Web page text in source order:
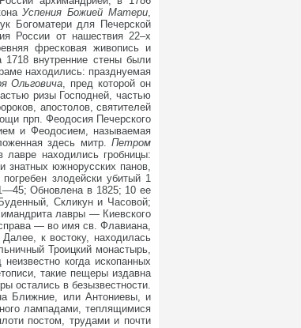
Успения Божией Матери,
Богоматери для Печерской
России от нашествия 22–х
фресковая живопись и
внутренние стены были
находились: празднуемая
Ольговича, пред которой он
ризы Господней, частью
апостолов, святителей
прп. Феодосия Печерского
и Феодосием, называемая
здесь митр. Петром
находились гробницы:
знатных южнорусских панов,
злодейски убитый 1
Обновлена в 1825; 10 ее
Скликун и Часовой;
лавры — Киевского
— во имя св. Флавиана,
к востоку, находилась
Троицкий монастырь,
когда ископанных
такие пещеры издавна
остались в безызвестности.
Ближние, или Антониевы, и
лампадами, теплящимися
постом, трудами и почти